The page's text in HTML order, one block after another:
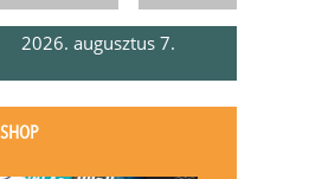
2026. augusztus 7.